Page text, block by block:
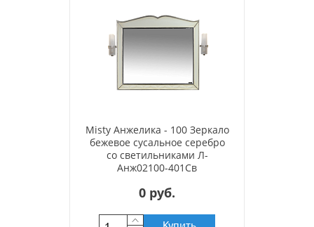
Misty Анжелика - 100 Зеркало
бежевое сусальное серебро
со светильниками Л-
Анж02100-401Св
0 руб.